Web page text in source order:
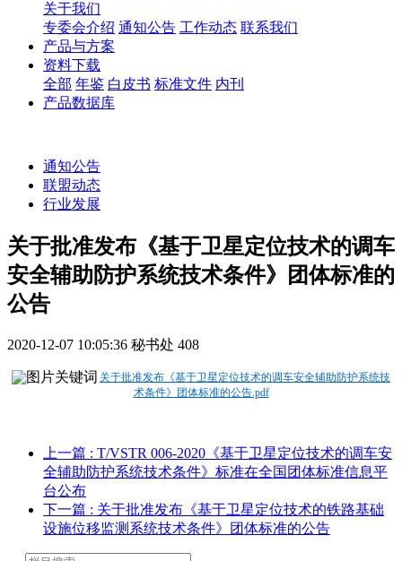
关于我们
专委会介绍 通知公告 工作动态 联系我们
产品与方案
资料下载
全部 年鉴 白皮书 标准文件 内刊
产品数据库
通知公告
联盟动态
行业发展
关于批准发布《基于卫星定位技术的调车
安全辅助防护系统技术条件》团体标准的
公告
2020-12-07 10:05:36 秘书处 408
关于批准发布《基于卫星定位技术的调车安全辅助防护系统技
术条件》团体标准的公告.pdf
上一篇 : T/VSTR 006-2020《基于卫星定位技术的调车安
全辅助防护系统技术条件》标准在全国团体标准信息平
台公布
下一篇 : 关于批准发布《基于卫星定位技术的铁路基础
设施位移监测系统技术条件》团体标准的公告